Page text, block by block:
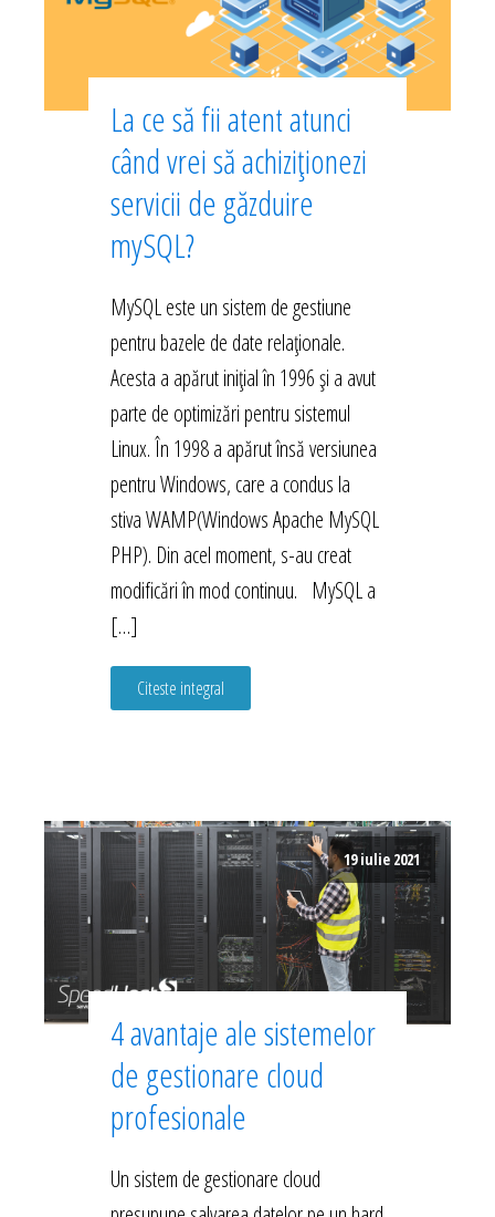
La ce să fii atent atunci
când vrei să achiziționezi
servicii de găzduire
mySQL?
MySQL este un sistem de gestiune
pentru bazele de date relaționale.
Acesta a apărut inițial în 1996 și a avut
parte de optimizări pentru sistemul
Linux. În 1998 a apărut însă versiunea
pentru Windows, care a condus la
stiva WAMP(Windows Apache MySQL
PHP). Din acel moment, s-au creat
modificări în mod continuu. MySQL a
[…]
Citeste integral
19 iulie 2021
4 avantaje ale sistemelor
de gestionare cloud
profesionale
Un sistem de gestionare cloud